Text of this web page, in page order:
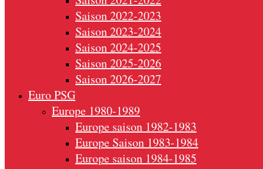
Saison 2022-2023
Saison 2023-2024
Saison 2024-2025
Saison 2025-2026
Saison 2026-2027
Euro PSG
Europe 1980-1989
Europe saison 1982-1983
Europe Saison 1983-1984
Europe saison 1984-1985